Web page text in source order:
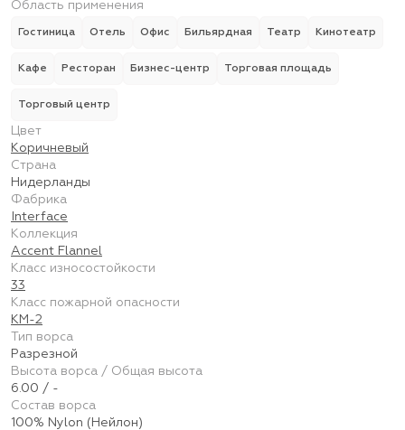
Область применения
Гостиница Отель Офис Бильярдная Театр Кинотеатр
Кафе Ресторан Бизнес-центр Торговая площадь
Торговый центр
Цвет
Коричневый
Страна
Нидерланды
Фабрика
Interface
Коллекция
Accent Flannel
Класс износостойкости
33
Класс пожарной опасности
КМ-2
Тип ворса
Разрезной
Высота ворса / Общая высота
6.00 / -
Состав ворса
100% Nylon (Нейлон)